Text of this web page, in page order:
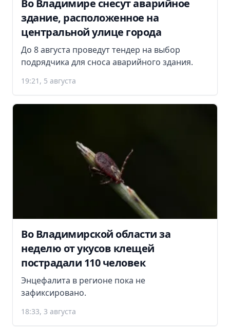
Во Владимире снесут аварийное
здание, расположенное на
центральной улице города
До 8 августа проведут тендер на выбор
подрядчика для сноса аварийного здания.
19:21, 5 августа
Во Владимирской области за
неделю от укусов клещей
пострадали 110 человек
Энцефалита в регионе пока не
зафиксировано.
18:33, 3 августа